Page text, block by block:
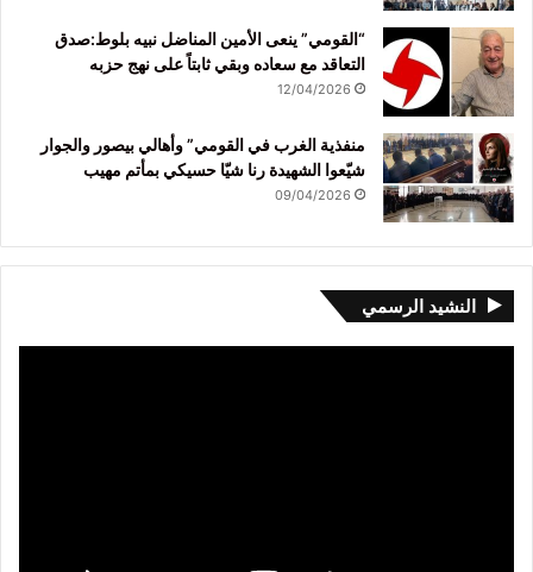
“القومي” ينعى الأمين المناضل نبيه بلوط:صدق
التعاقد مع سعاده وبقي ثابتاً على نهج حزبه
12/04/2026
منفذية الغرب في القومي” وأهالي بيصور والجوار
شيّعوا الشهيدة رنا شيّا حسيكي بمأتم مهيب
09/04/2026
النشيد الرسمي